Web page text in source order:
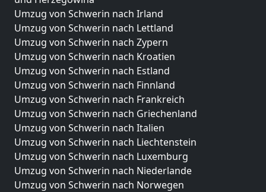
Umzug von Schwerin nach Irland
Umzug von Schwerin nach Lettland
Umzug von Schwerin nach Zypern
Umzug von Schwerin nach Kroatien
Umzug von Schwerin nach Estland
Umzug von Schwerin nach Finnland
Umzug von Schwerin nach Frankreich
Umzug von Schwerin nach Griechenland
Umzug von Schwerin nach Italien
Umzug von Schwerin nach Liechtenstein
Umzug von Schwerin nach Luxemburg
Umzug von Schwerin nach Niederlande
Umzug von Schwerin nach Norwegen